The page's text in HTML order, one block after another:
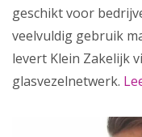
geschikt voor
veelvuldig gebruik
levert Klein Zakelijk
glasvezelnetwerk.